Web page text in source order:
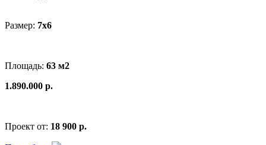
Размер: 7х6
Площадь: 63 м2
1.890.000 р.
Проект от: 18 900 р.